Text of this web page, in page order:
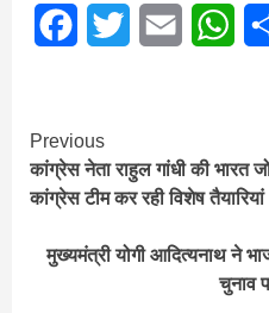
FacebookTwitter Email
Continue
Reading
Previous
कांग्रेस नेता राहुल गांधी की भारत
कांग्रेस टीम कर रही विशेष तैयारियां
मुख्यमंत्री योगी आदित्यनाथ ने
चुनाव